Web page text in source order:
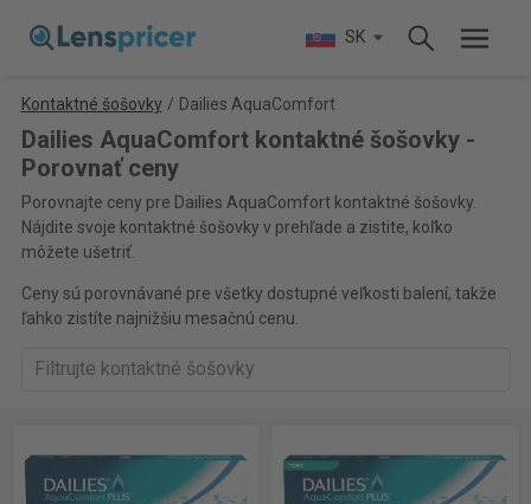
SK
Kontaktné šošovky / Dailies AquaComfort
Dailies AquaComfort kontaktné šošovky -
Porovnať ceny
Porovnajte ceny pre Dailies AquaComfort kontaktné šošovky.
Nájdite svoje kontaktné šošovky v prehľade a zistite, koľko
môžete ušetriť.
Ceny sú porovnávané pre všetky dostupné veľkosti balení, takže
ľahko zistíte najnižšiu mesačnú cenu.